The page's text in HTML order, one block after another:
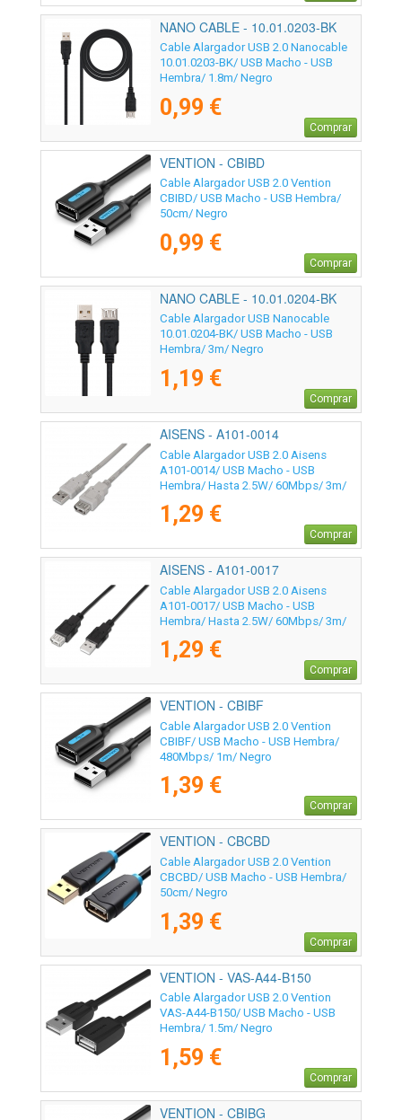
NANO CABLE - 10.01.0203-BK
Cable Alargador USB 2.0 Nanocable
10.01.0203-BK/ USB Macho - USB
Hembra/ 1.8m/ Negro
0,99 €
Comprar
VENTION - CBIBD
Cable Alargador USB 2.0 Vention
CBIBD/ USB Macho - USB Hembra/
50cm/ Negro
0,99 €
Comprar
NANO CABLE - 10.01.0204-BK
Cable Alargador USB Nanocable
10.01.0204-BK/ USB Macho - USB
Hembra/ 3m/ Negro
1,19 €
Comprar
AISENS - A101-0014
Cable Alargador USB 2.0 Aisens
A101-0014/ USB Macho - USB
Hembra/ Hasta 2.5W/ 60Mbps/ 3m/
1,29 €
Comprar
AISENS - A101-0017
Cable Alargador USB 2.0 Aisens
A101-0017/ USB Macho - USB
Hembra/ Hasta 2.5W/ 60Mbps/ 3m/
1,29 €
Comprar
VENTION - CBIBF
Cable Alargador USB 2.0 Vention
CBIBF/ USB Macho - USB Hembra/
480Mbps/ 1m/ Negro
1,39 €
Comprar
VENTION - CBCBD
Cable Alargador USB 2.0 Vention
CBCBD/ USB Macho - USB Hembra/
50cm/ Negro
1,39 €
Comprar
VENTION - VAS-A44-B150
Cable Alargador USB 2.0 Vention
VAS-A44-B150/ USB Macho - USB
Hembra/ 1.5m/ Negro
1,59 €
Comprar
VENTION - CBIBG